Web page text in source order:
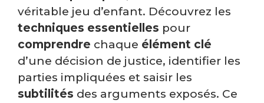
véritable jeu d’enfant. Découvrez les
techniques essentielles pour
comprendre chaque élément clé
d’une décision de justice, identifier les
parties impliquées et saisir les
subtilités des arguments exposés. Ce